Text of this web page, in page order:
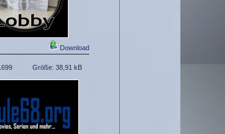
Download
Größe: 38,91 kB